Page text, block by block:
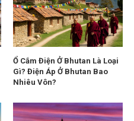
Ổ Cắm Điện Ở Bhutan Là Loại
Gì? Điện Áp Ở Bhutan Bao
Nhiêu Vôn?